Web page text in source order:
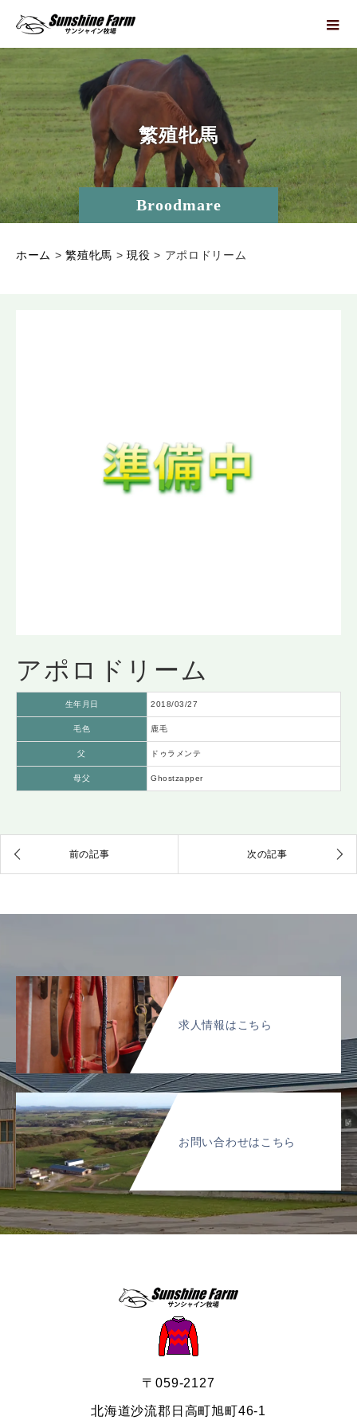
Broodmare
繁殖牝馬
ホーム >繁殖牝馬 >現役 > アポロドリーム
アポロドリーム
生年月日 2018/03/27
毛色 鹿毛
父 ドゥラメンテ
母父 Ghostzapper
求人情報はこちら
お問い合わせはこちら
〒059-2127
北海道沙流郡日高町旭町46-1